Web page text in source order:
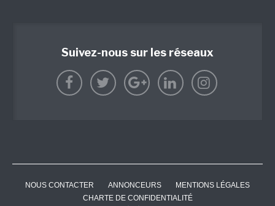
Suivez-nous sur les réseaux
NOUS CONTACTER ANNONCEURS
MENTIONS LÉGALES
CHARTE DE CONFIDENTIALITÉ